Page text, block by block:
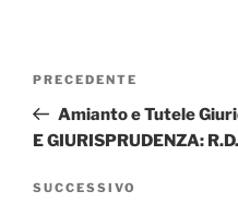
Articolo
precedente:
PRECEDENTE
Amianto e Tutele
E GIURISPRUDENZA:
Articolo
SUCCESSIVO